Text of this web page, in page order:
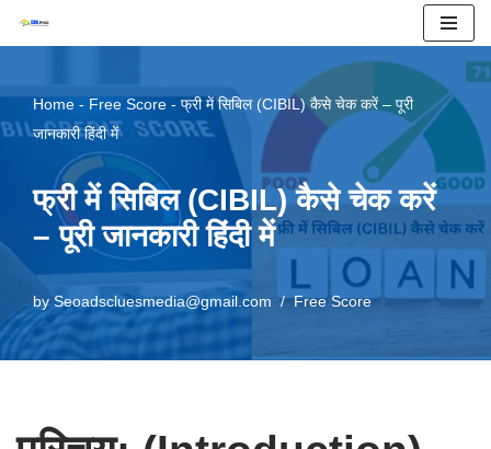
content
Home - Free Score - फ्री में सिबिल (CIBIL) कैसे चेक करें – पूरी
जानकारी हिंदी में
फ्री में सिबिल (CIBIL) कैसे चेक करें
– पूरी जानकारी हिंदी में
by Seoadscluesmedia@gmail.com Free Score